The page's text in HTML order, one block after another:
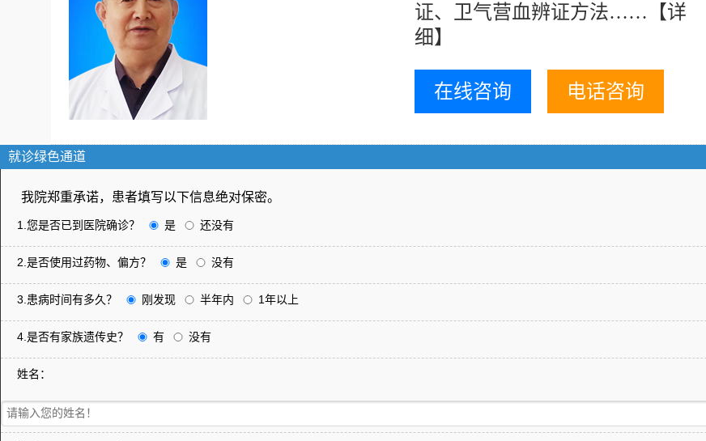
证、卫气营血辨证方法…… 【详
细】
在线咨询 电话咨询
就诊绿色通道
我院郑重承诺，患者填写以下信息绝对保密。
1.您是否已到医院确诊？ 是 还没有
2.是否使用过药物、偏方？ 是 没有
3.患病时间有多久？ 刚发现 半年内 1年以上
4.是否有家族遗传史？ 有 没有
姓名：